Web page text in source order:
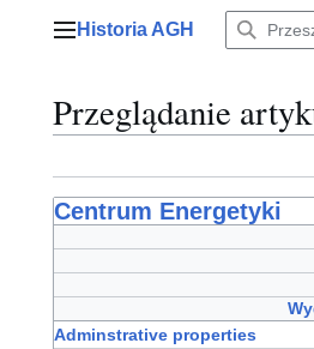
Menu główne
Historia AGH
Przeglądanie
Centrum Energetyki
Adminstrative properties